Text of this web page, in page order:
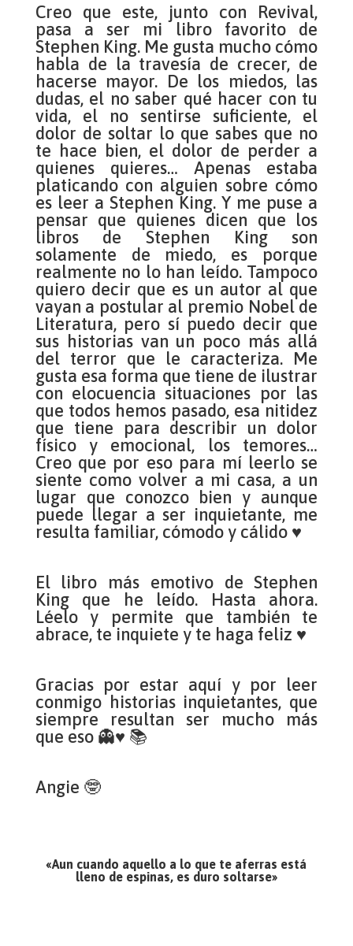
Creo que este, junto con Revival,
pasa a ser mi libro favorito de
Stephen King. Me gusta mucho cómo
habla de la travesía de crecer, de
hacerse mayor. De los miedos, las
dudas, el no saber qué hacer con tu
vida, el no sentirse suficiente, el
dolor de soltar lo que sabes que no
te hace bien, el dolor de perder a
quienes quieres… Apenas estaba
platicando con alguien sobre cómo
es leer a Stephen King. Y me puse a
pensar que quienes dicen que los
libros de Stephen King son
solamente de miedo, es porque
realmente no lo han leído. Tampoco
quiero decir que es un autor al que
vayan a postular al premio Nobel de
Literatura, pero sí puedo decir que
sus historias van un poco más allá
del terror que le caracteriza. Me
gusta esa forma que tiene de ilustrar
con elocuencia situaciones por las
que todos hemos pasado, esa nitidez
que tiene para describir un dolor
físico y emocional, los temores…
Creo que por eso para mí leerlo se
siente como volver a mi casa, a un
lugar que conozco bien y aunque
puede llegar a ser inquietante, me
resulta familiar, cómodo y cálido ♥
El libro más emotivo de Stephen
King que he leído. Hasta ahora.
Léelo y permite que también te
abrace, te inquiete y te haga feliz ♥
Gracias por estar aquí y por leer
conmigo historias inquietantes, que
siempre resultan ser mucho más
que eso 👻♥ 📚
Angie 🤓
«Aun cuando aquello a lo que te aferras está
lleno de espinas, es duro soltarse»